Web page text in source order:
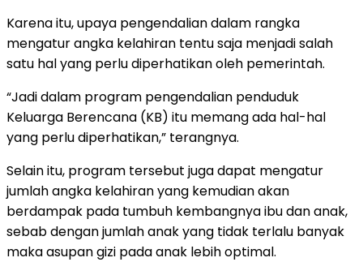
Karena itu, upaya pengendalian dalam rangka
mengatur angka kelahiran tentu saja menjadi salah
satu hal yang perlu diperhatikan oleh pemerintah.
“Jadi dalam program pengendalian penduduk
Keluarga Berencana (KB) itu memang ada hal-hal
yang perlu diperhatikan,” terangnya.
Selain itu, program tersebut juga dapat mengatur
jumlah angka kelahiran yang kemudian akan
berdampak pada tumbuh kembangnya ibu dan anak,
sebab dengan jumlah anak yang tidak terlalu banyak
maka asupan gizi pada anak lebih optimal.